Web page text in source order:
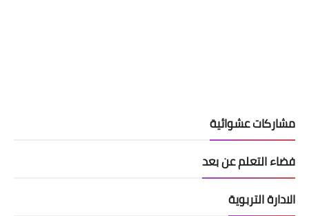
مشاركات عشوائية
فضاء التعلم عن بعد
الادارة التربوية